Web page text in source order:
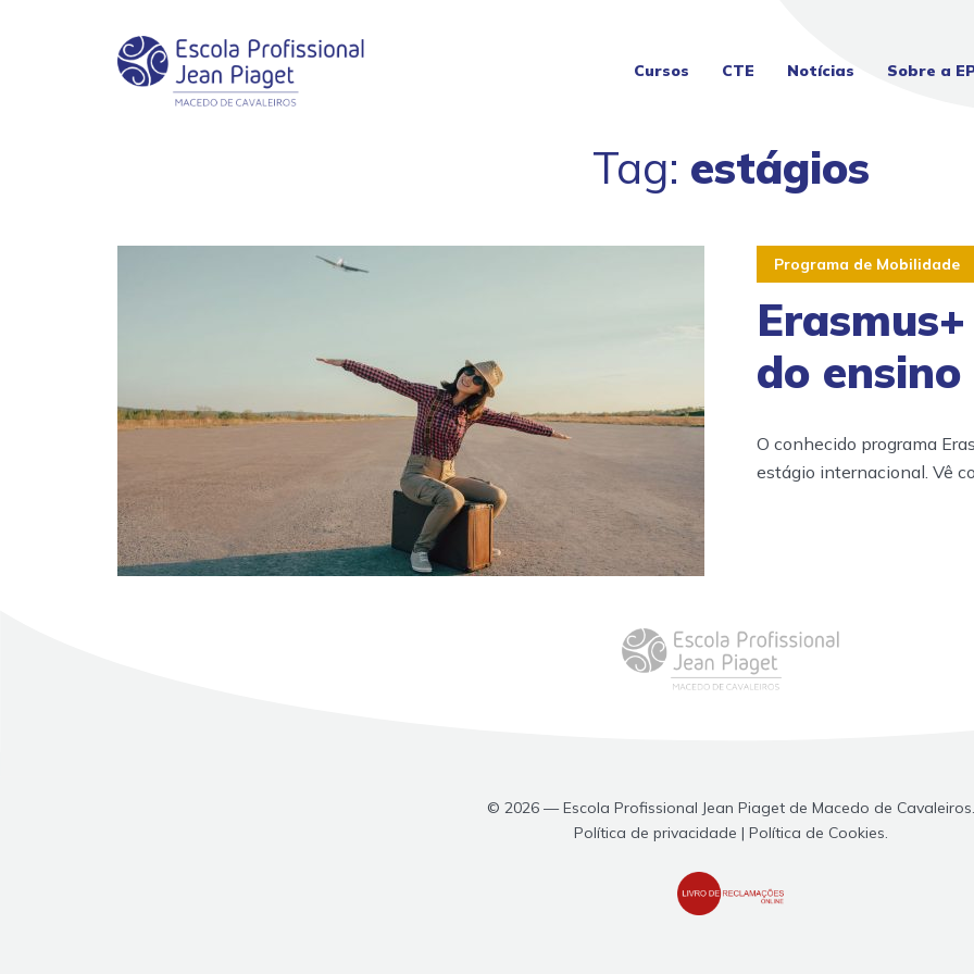
Cursos CTE Notícias Sobre a
Tag: estágios
Programa de Mobilidade
do
O conhecido programa
estágio internacional. Vê
© 2026 — Escola Profissional Jean Piaget de Macedo de Cavaleiros.
Política de privacidade | Política de Cookies.